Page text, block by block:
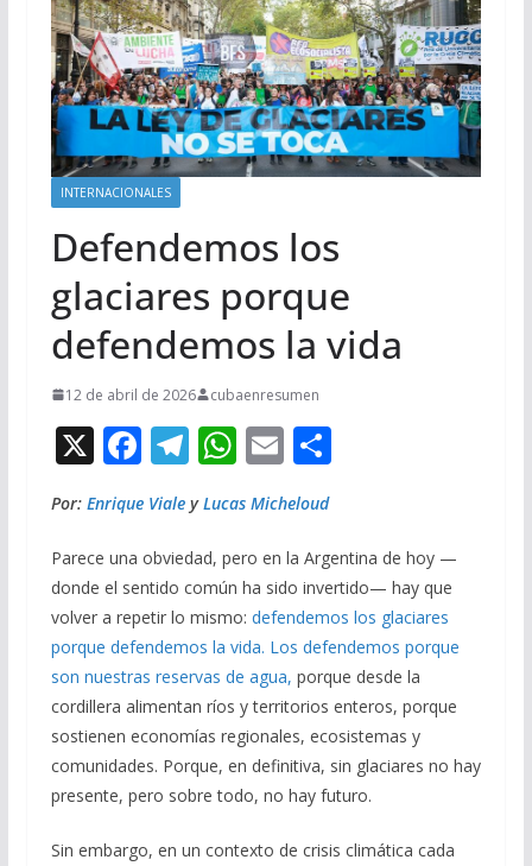
INTERNACIONALES
Defendemos los
glaciares porque
defendemos la vida
12 de abril de 2026 cubaenresumen
X F
ac
e
b
o
o
k
T
e
gr
a
m
W
at
s
A
p
p
E
m
ai
l
C
p
ar
ti
r
Por: Enrique VialeyLucas Micheloud
Parece una obviedad, pero en la Argentina de hoy —
donde el sentido común ha sido invertido— hay que
volver a repetir lo mismo: defendemos los glaciares
porque defendemos la vida. Los defendemos porque
son nuestras reservas de agua, porque desde la
cordillera alimentan ríos y territorios enteros, porque
sostienen economías regionales, ecosistemas y
comunidades. Porque, en definitiva, sin glaciares no hay
presente, pero sobre todo, no hay futuro.
Sin embargo, en un contexto de crisis climática cada